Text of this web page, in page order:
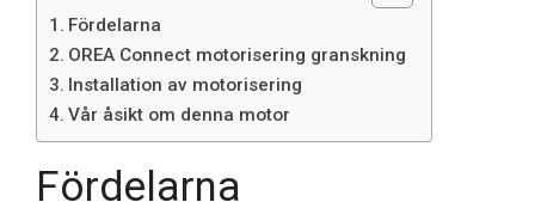
Fördelarna
OREA Connect motorisering granskning
Installation av motorisering
Vår åsikt om denna motor
Fördelarna